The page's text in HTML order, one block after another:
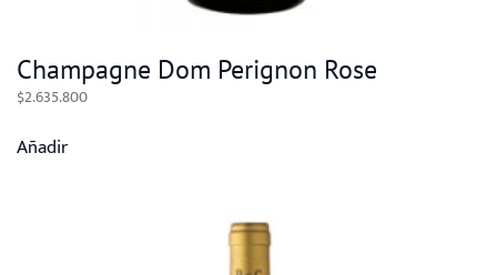
Champagne Dom Perignon Rose
$2.635.800
Añadir